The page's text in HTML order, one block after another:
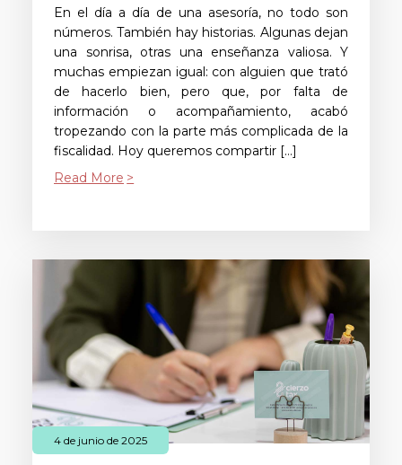
En el día a día de una asesoría, no todo son
números. También hay historias. Algunas dejan
una sonrisa, otras una enseñanza valiosa. Y
muchas empiezan igual: con alguien que trató
de hacerlo bien, pero que, por falta de
información o acompañamiento, acabó
tropezando con la parte más complicada de la
fiscalidad. Hoy queremos compartir […]
Read More
4 de junio de 2025